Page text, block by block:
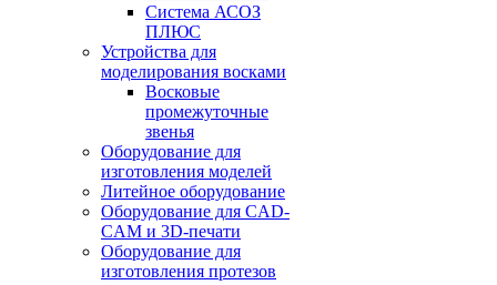
Система АСОЗ
ПЛЮС
Устройства для
моделирования восками
Восковые
промежуточные
звенья
Оборудование для
изготовления моделей
Литейное оборудование
Оборудование для CAD-
CAM и 3D-печати
Оборудование для
изготовления протезов